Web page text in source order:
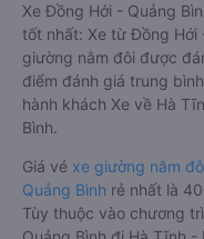
Xe Đồng Hới - Quảng
tốt nhất: Xe từ Đồng Hới
giường nằm đôi được
điểm đánh giá trung
hành khách Xe về Hà
Bình.
Giá vé xe giường nằm
Quảng Bình rẻ nhất là
Tùy thuộc vào chương